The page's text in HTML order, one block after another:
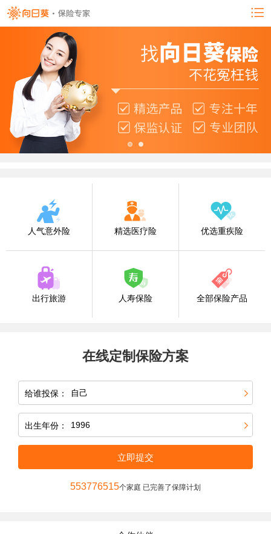
人气意外险 精选医疗险 优选重疾险
出行旅游 人寿保险 全部保险产品
在线定制保险方案
给谁投保：
出生年份：
立即提交
553776515个家庭 已完善了保障计划